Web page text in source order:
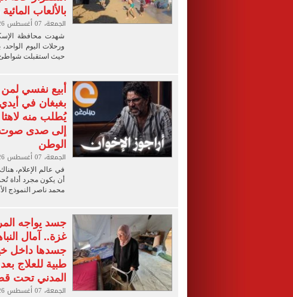
بالألعاب
الجمعة، 07 أغسطس 2026 08:30 م
شهدت محافظة
ورحلات اليوم
حيث استقبلت شواطئ
أبيع نفسي لمن
بغبغان في
يُطلب منه
إلى صدى صوت
الوطن
الجمعة، 07 أغسطس 2026 08:00 م
في عالم الإعلام،
أن يكون مجرد أداة
محمد ناصر النموذج
جسد يواجه
غزة.. آمال
جسدها داخل
طبية للعلاج
المدني تحت
الجمعة، 07 أغسطس 2026 08:00 م